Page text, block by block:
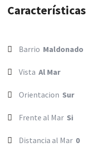
Características
Barrio Maldonado
Vista Al Mar
Orientacion Sur
Frente al Mar Si
Distancia al Mar 0